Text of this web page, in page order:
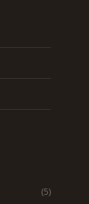
(5)